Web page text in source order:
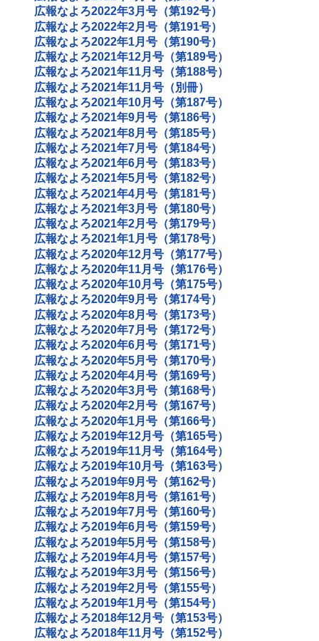
広報なよろ2022年3月号（第192号）
広報なよろ2022年2月号（第191号）
広報なよろ2022年1月号（第190号）
広報なよろ2021年12月号（第189号）
広報なよろ2021年11月号（第188号）
広報なよろ2021年11月号（別冊）
広報なよろ2021年10月号（第187号）
広報なよろ2021年9月号（第186号）
広報なよろ2021年8月号（第185号）
広報なよろ2021年7月号（第184号）
広報なよろ2021年6月号（第183号）
広報なよろ2021年5月号（第182号）
広報なよろ2021年4月号（第181号）
広報なよろ2021年3月号（第180号）
広報なよろ2021年2月号（第179号）
広報なよろ2021年1月号（第178号）
広報なよろ2020年12月号（第177号）
広報なよろ2020年11月号（第176号）
広報なよろ2020年10月号（第175号）
広報なよろ2020年9月号（第174号）
広報なよろ2020年8月号（第173号）
広報なよろ2020年7月号（第172号）
広報なよろ2020年6月号（第171号）
広報なよろ2020年5月号（第170号）
広報なよろ2020年4月号（第169号）
広報なよろ2020年3月号（第168号）
広報なよろ2020年2月号（第167号）
広報なよろ2020年1月号（第166号）
広報なよろ2019年12月号（第165号）
広報なよろ2019年11月号（第164号）
広報なよろ2019年10月号（第163号）
広報なよろ2019年9月号（第162号）
広報なよろ2019年8月号（第161号）
広報なよろ2019年7月号（第160号）
広報なよろ2019年6月号（第159号）
広報なよろ2019年5月号（第158号）
広報なよろ2019年4月号（第157号）
広報なよろ2019年3月号（第156号）
広報なよろ2019年2月号（第155号）
広報なよろ2019年1月号（第154号）
広報なよろ2018年12月号（第153号）
広報なよろ2018年11月号（第152号）